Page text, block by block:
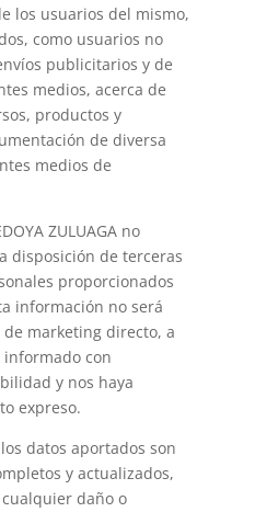
los usuarios del mismo,
como usuarios no
publicitarios y de
medios, acerca de
productos y
de diversa
medios de
ZULUAGA no
disposición de terceras
proporcionados
información no será
marketing directo, a
informado con
y nos haya
expreso.
datos aportados son
y actualizados,
daño o